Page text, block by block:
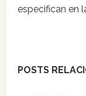
especifican en
POSTS